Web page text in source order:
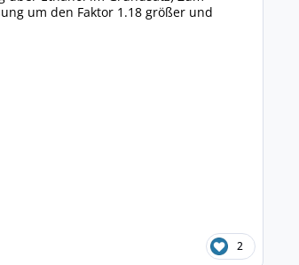
um den Faktor 1.18 größer und
2